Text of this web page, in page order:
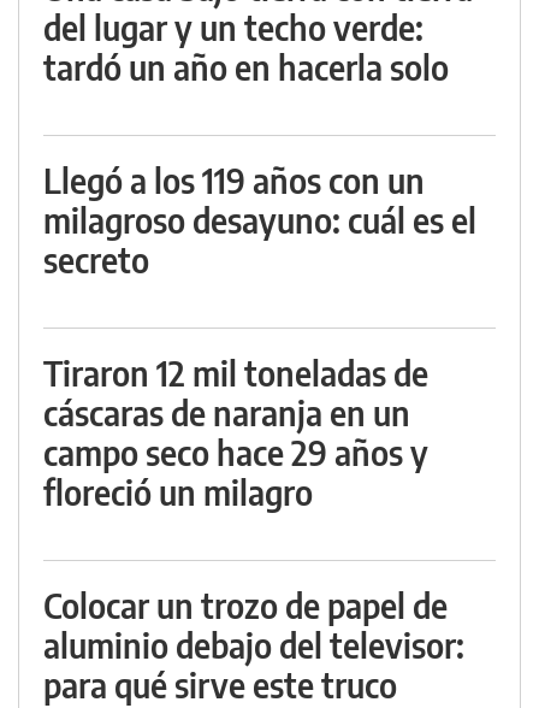
del lugar y un techo verde:
tardó un año en hacerla solo
Llegó a los 119 años con un
milagroso desayuno: cuál es el
secreto
Tiraron 12 mil toneladas de
cáscaras de naranja en un
campo seco hace 29 años y
floreció un milagro
Colocar un trozo de papel de
aluminio debajo del televisor:
para qué sirve este truco